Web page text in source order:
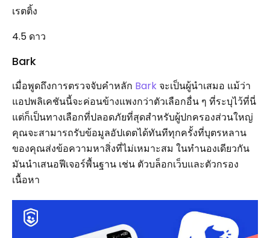
เรตติ้ง
4.5 ดาว
Bark
เมื่อพูดถึงการตรวจจับคำหลัก Bark จะเป็นผู้นำเสมอ แม้ว่า
แอปพลิเคชันนี้จะค่อนข้างแพงกว่าตัวเลือกอื่น ๆ ที่ระบุไว้ที่นี่
แต่ก็เป็นทางเลือกที่ปลอดภัยที่สุดสำหรับผู้ปกครองส่วนใหญ่
คุณจะสามารถรับข้อมูลอัปเดตได้ทันทีทุกครั้งที่บุตรหลาน
ของคุณส่งข้อความหาสิ่งที่ไม่เหมาะสม ในทำนองเดียวกัน
มันนำเสนอฟีเจอร์พื้นฐาน เช่น ตัวบล็อกเว็บและตัวกรอง
เนื้อหา